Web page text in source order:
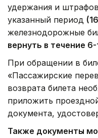
удержания и
указанный период
железнодорожные
вернуть в течение
При обращении в
«Пассажирские
возврата билета
приложить
документа,
Также документы